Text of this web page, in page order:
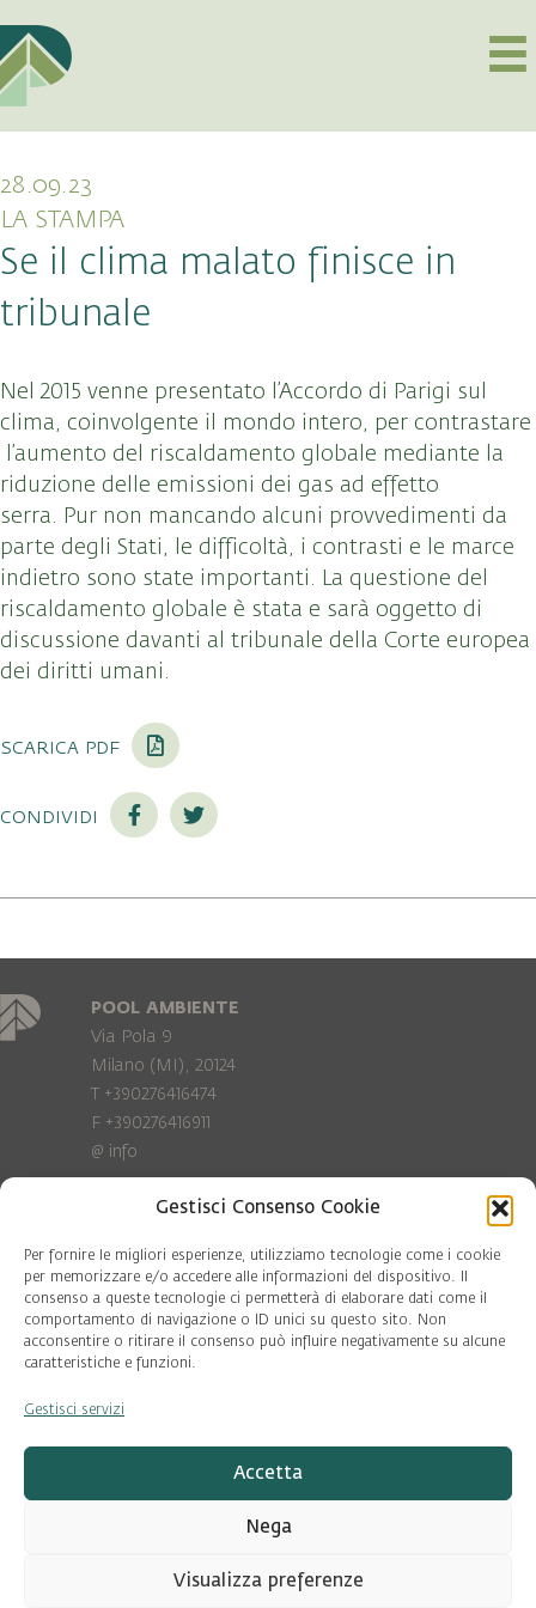
Gestisci Consenso Cookie
Per fornire le migliori esperienze, utilizziamo tecnologie come i cookie
per memorizzare e/o accedere alle informazioni del dispositivo. Il
consenso a queste tecnologie ci permetterà di elaborare dati come il
comportamento di navigazione o ID unici su questo sito. Non
acconsentire o ritirare il consenso può influire negativamente su alcune
caratteristiche e funzioni.
Gestisci servizi
Accetta
Nega
Visualizza preferenze
28.09.23
LA STAMPA
Se il clima malato finisce in
tribunale
Nel 2015 venne presentato l’Accordo di Parigi sul
clima, coinvolgente il mondo intero, per contrastare
l’aumento del riscaldamento globale mediante la
riduzione delle emissioni dei gas ad effetto
serra. Pur non mancando alcuni provvedimenti da
parte degli Stati, le difficoltà, i contrasti e le marce
indietro sono state importanti. La questione del
riscaldamento globale è stata e sarà oggetto di
discussione davanti al tribunale della Corte europea
dei diritti umani.
scarica pdf
condividi
POOL AMBIENTE
Via Pola 9
Milano (MI), 20124
T +390276416474
F +390276416911
@ info
Privacy Policy
Cookie policy
COD. FISC. 97081560159
P.IVA 06375640965
© Pool Ambiente 2026
DESIGN & DEVELOPMENT by